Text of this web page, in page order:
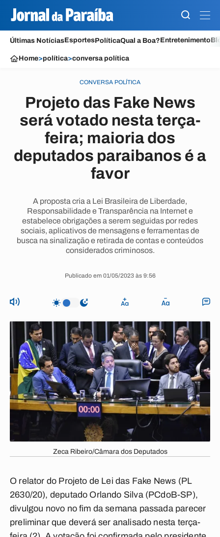
Últimas NotíciasEsportesPolíticaQual a Boa?Entretenimento
Home>política>conversa política
CONVERSA POLÍTICA
Projeto das Fake News
será votado nesta terça-
feira; maioria dos
deputados paraibanos é a
favor
A proposta cria a Lei Brasileira de Liberdade,
Responsabilidade e Transparência na Internet e
estabelece obrigações a serem seguidas por redes
sociais, aplicativos de mensagens e ferramentas de
busca na sinalização e retirada de contas e conteúdos
considerados criminosos.
Publicado em 01/05/2023 às 9:56
Zeca Ribeiro/Câmara dos Deputados
O relator do Projeto de Lei das Fake News (PL
2630/20), deputado Orlando Silva (PCdoB-SP),
divulgou novo no fim da semana passada parecer
preliminar que deverá ser analisado nesta terça-